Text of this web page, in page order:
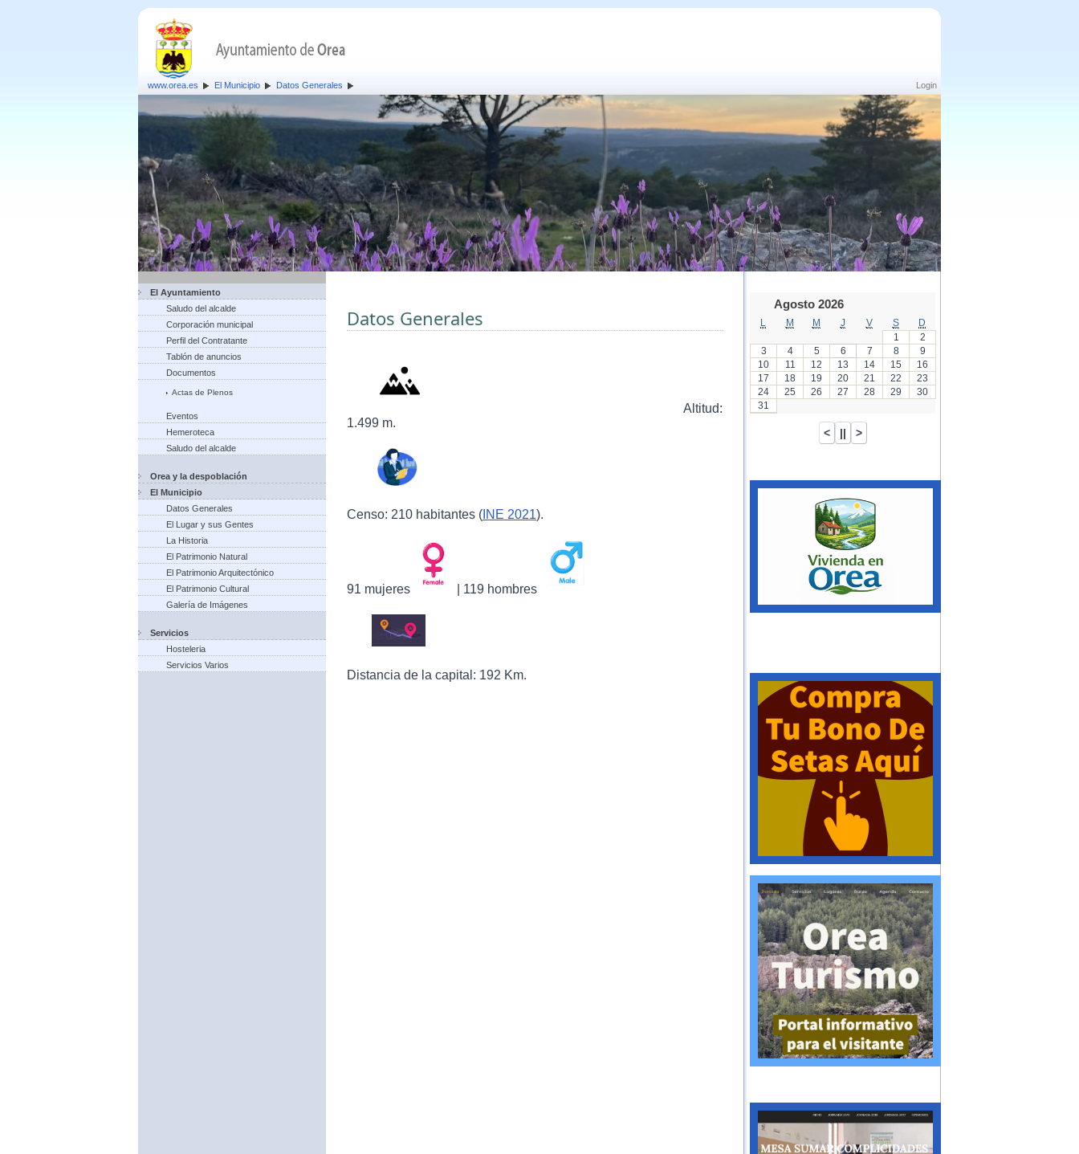
Login
www.orea.es El Municipio Datos Generales
El Ayuntamiento
Saludo del alcalde
Corporación municipal
Perfil del Contratante
Tablón de anuncios
Documentos
Actas de Plenos
Eventos
Hemeroteca
Saludo del alcalde
Orea y la despoblación
El Municipio
Datos Generales
El Lugar y sus Gentes
La Historia
El Patrimonio Natural
El Patrimonio Arquitectónico
El Patrimonio Cultural
Galería de Imágenes
Servicios
Hosteleria
Servicios Varios
Datos Generales
Altitud:
1.499 m.
Censo: 210 habitantes ( INE 2021).
91 mujeres | 119 hombres
Distancia de la capital: 192 Km.
Agosto 2026
M M J V S
D
1
2
3
4 5 6 7 8
9
10
11 12 13 14 15
16
17
18 19 20 21 22
23
24
25 26 27 28 29
30
31